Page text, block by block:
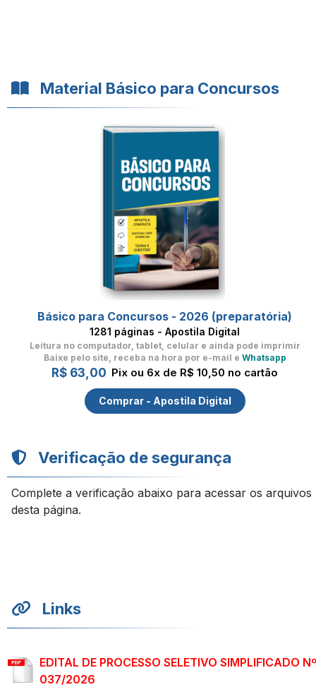
Material Básico para Concursos
Básico para Concursos - 2026 (preparatória)
1281 páginas - Apostila Digital
Leitura no computador, tablet, celular e ainda pode imprimir
Baixe pelo site, receba na hora por e-mail e Whatsapp
R$ 63,00 Pix ou 6x de R$ 10,50 no cartão
Comprar - Apostila Digital
Verificação de segurança
Complete a verificação abaixo para acessar os arquivos
desta página.
Links
EDITAL DE PROCESSO SELETIVO SIMPLIFICADO Nº
037/2026